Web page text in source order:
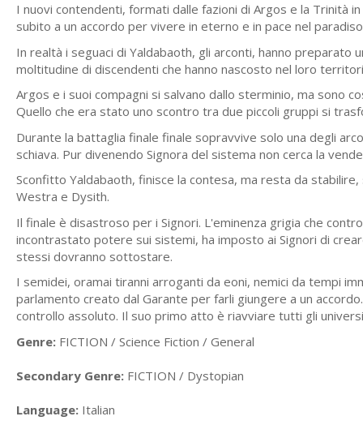
I nuovi contendenti, formati dalle fazioni di Argos e la Trinità
subito a un accordo per vivere in eterno e in pace nel
In realtà i seguaci di Yaldabaoth, gli arconti, hanno preparato
moltitudine di discendenti che hanno nascosto nel loro
Argos e i suoi compagni si salvano dallo sterminio, ma
Quello che era stato uno scontro tra due piccoli gruppi si
Durante la battaglia finale finale sopravvive solo una degli
schiava. Pur divenendo Signora del sistema non cerca la
Sconfitto Yaldabaoth, finisce la contesa, ma resta da
Westra e Dysith.
Il finale è disastroso per i Signori. L'eminenza grigia che
incontrastato potere sui sistemi, ha imposto ai Signori di
stessi dovranno sottostare.
I semidei, oramai tiranni arroganti da eoni, nemici da tempi
parlamento creato dal Garante per farli giungere a un
controllo assoluto. Il suo primo atto è riavviare tutti gli
Genre: FICTION / Science Fiction / General
Secondary Genre: FICTION / Dystopian
Language: Italian